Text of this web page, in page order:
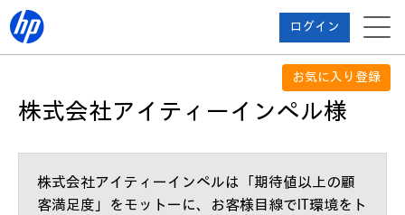
ログイン
お気に入り登録
株式会社アイティーインペル様
株式会社アイティーインペルは「期待値以上の顧
客満足度」をモットーに、お客様目線でIT環境をト